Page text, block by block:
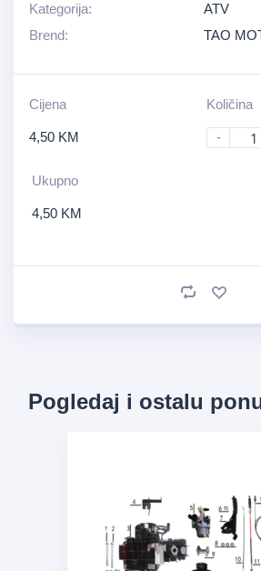
Kategorija:
ATV
Brend:
TAO
Cijena
4,50 KM
Količina
-
Ukupno
4,50 KM
Pogledaj i ostalu